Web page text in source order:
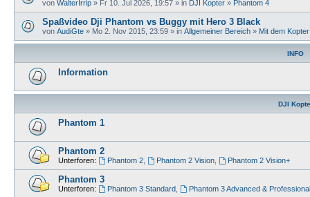
von WalterIrrip » Fr 10. Jul 2026, 19:57 » in DJI Kopter » Phantom 4
Spaßvideo Dji Phantom vs Buggy mit Hero 3 Black
von AudiGte » Mo 2. Nov 2015, 23:59 » in Allgemeiner Bereich » Mit dem
INFO
Information
DJI
Phantom 1
Phantom 2
Unterforen: Phantom 2, Phantom 2 Vision, Phantom 2 Vision+
Phantom 3
Unterforen: Phantom 3 Standard, Phantom 3 Advanced & Professional